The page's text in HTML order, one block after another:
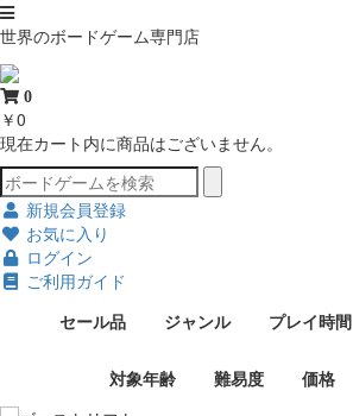
世界のボードゲーム専門店
0
￥0
現在カート内に商品はございません。
新規会員登録
お気に入り
ログイン
ご利用ガイド
セール品
ジャンル プレイ時間
対象年齢 難易度 価格